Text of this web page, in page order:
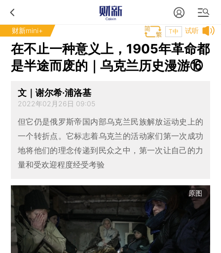
财新mini+ 试听
T中
在不止一种意义上，1905年革命都
是半途而废的｜乌克兰历史漫游⑯
文｜谢尔希·浦洛基
2022年02月26日 09:05
但它仍是俄罗斯帝国内部乌克兰民族解放运动史上的
一个转折点。它标志着乌克兰的活动家们第一次成功
地将他们的理念传递到民众之中，第一次让自己的力
量和受欢迎程度经受考验
原图